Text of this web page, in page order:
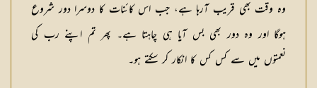
وہ وقت بھی قریب آرہا ہے، جب اس كائنات كا دوسرا دور شروع
ہوگا اور وہ دور بھی بس آیا ہی چاہتا ہے۔ پھر تم اپنے رب كی
نعمتوں میں سے كس كس كا انكار كر سكتے ہو۔